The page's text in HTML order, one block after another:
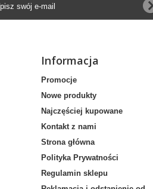
Informacja
Promocje
Nowe produkty
Najczęściej kupowane
Kontakt z nami
Strona główna
Polityka Prywatności
Regulamin sklepu